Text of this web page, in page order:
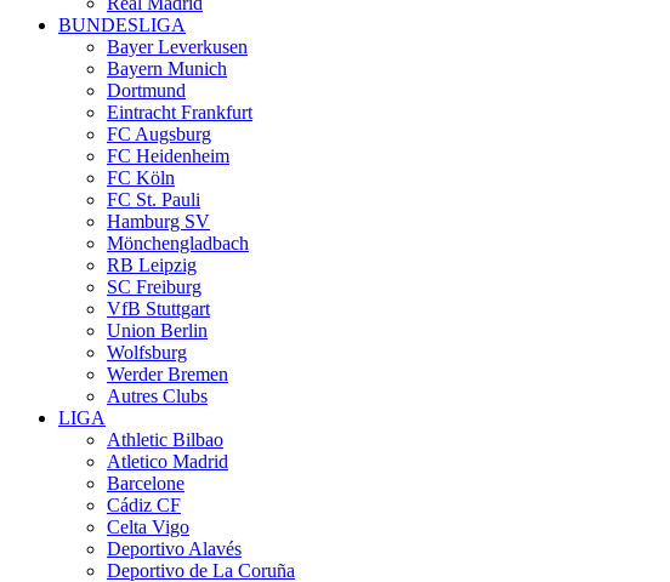
BUNDESLIGA
Bayer Leverkusen
Bayern Munich
Dortmund
Eintracht Frankfurt
FC Augsburg
FC Heidenheim
FC Köln
FC St. Pauli
Hamburg SV
Mönchengladbach
RB Leipzig
SC Freiburg
VfB Stuttgart
Union Berlin
Wolfsburg
Werder Bremen
Autres Clubs
LIGA
Athletic Bilbao
Atletico Madrid
Barcelone
Cádiz CF
Celta Vigo
Deportivo Alavés
Deportivo de La Coruña